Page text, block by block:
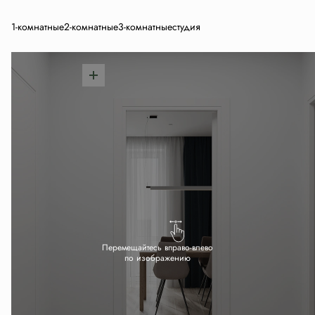
1-комнатные2-комнатные3-комнатныестудия
Перемещайтесь вправо-влево
по изображению